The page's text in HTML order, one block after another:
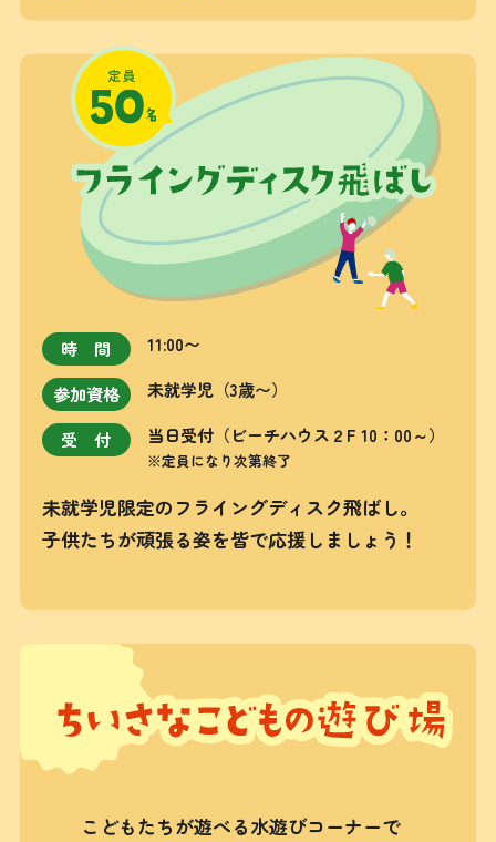
時間 11:00〜
参加資格 未就学児（3歳〜）
受付 当日受付（ビーチハウス２F 10：00～）
※定員になり次第終了
未就学児限定のフライングディスク飛ばし。
子供たちが頑張る姿を皆で応援しましょう！
こどもたちが遊べる水遊びコーナーで